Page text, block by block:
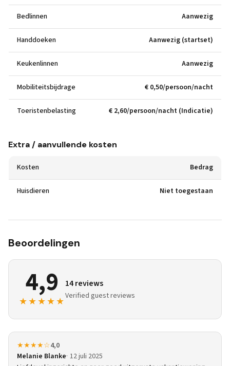
Bedlinnen Aanwezig
Handdoeken Aanwezig (startset)
Keukenlinnen Aanwezig
Mobiliteitsbijdrage € 0,50/persoon/nacht
Toeristenbelasting € 2,60/persoon/nacht (Indicatie)
Extra / aanvullende kosten
Kosten Bedrag
Huisdieren Niet toegestaan
Beoordelingen
4,9
★★★★★
14 reviews
Verified guest reviews
★★★★☆4,0
Melanie Blanke 12 juli 2025